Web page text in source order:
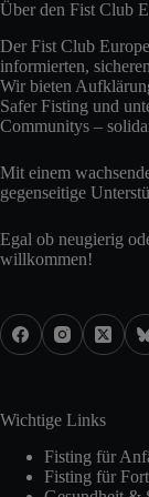
Über den Fist Club
Der Fist Club
informierten,
Wir bieten
Safer Fisting und
Communitys –
Mit einem
gegenseitige
Egal ob neugierig
willkommen!
Wichtige Links
Fisting für
Fisting für